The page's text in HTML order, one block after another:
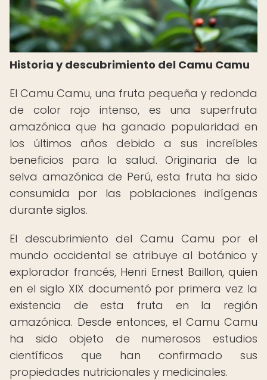
Historia y descubrimiento del Camu Camu
El Camu Camu, una fruta pequeña y redonda
de color rojo intenso, es una superfruta
amazónica que ha ganado popularidad en
los últimos años debido a sus increíbles
beneficios para la salud. Originaria de la
selva amazónica de Perú, esta fruta ha sido
consumida por las poblaciones indígenas
durante siglos.
El descubrimiento del Camu Camu por el
mundo occidental se atribuye al botánico y
explorador francés, Henri Ernest Baillon, quien
en el siglo XIX documentó por primera vez la
existencia de esta fruta en la región
amazónica. Desde entonces, el Camu Camu
ha sido objeto de numerosos estudios
científicos que han confirmado sus
propiedades nutricionales y medicinales.